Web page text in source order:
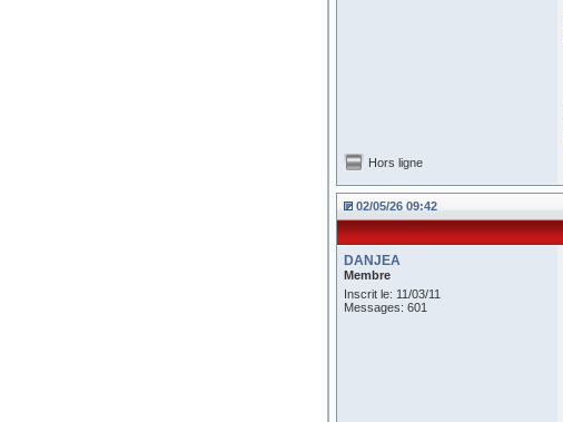
Hors ligne
02/05/26 09:42
DANJEA
Membre
Inscrit le: 11/03/11
Messages: 601